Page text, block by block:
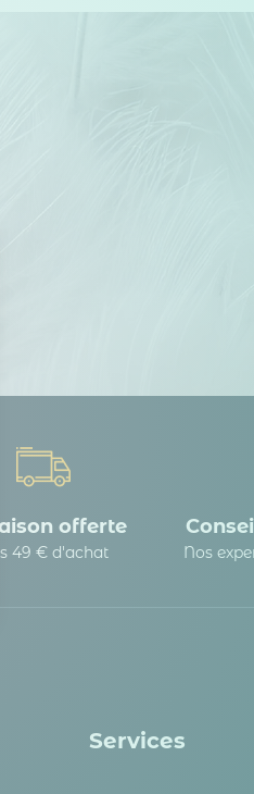
offerte
49 € d'achat Nos
Services